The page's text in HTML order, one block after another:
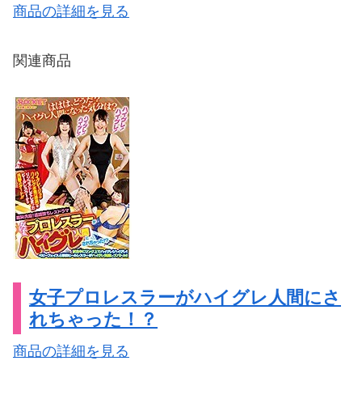
商品の詳細を見る
関連商品
女子プロレスラーがハイグレ人間にさ
れちゃった！？
商品の詳細を見る